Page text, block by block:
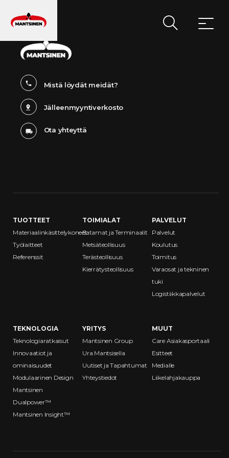
PÄÄVALIKKO
Mistä löydät meidät?
Jälleenmyyntiverkosto
Ota yhteyttä
TUOTTEET
Materiaalinkäsittelykoneet
Työlaitteet
Referenssit
TOIMIALAT
Satamat ja Terminaalit
Metsäteollisuus
Terästeollisuus
Kierrätysteollisuus
PALVELUT
Palvelut
Koulutus
Toimitus
Varaosat ja tekninen
tuki
Logistiikkapalvelut
TEKNOLOGIA
Teknologiaratkaisut
Innovaatiot ja
ominaisuudet
Modulaarinen Design
Mantsinen
Dualpower™
Mantsinen Insight™
YRITYS
Mantsinen Group
Ura Mantsisella
Uutiset ja Tapahtumat
Yhteystiedot
MUUT
Care Asiakasportaali
Esitteet
Medialle
Liikelahjakauppa